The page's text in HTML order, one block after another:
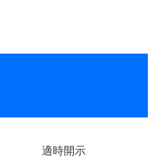
適時開示